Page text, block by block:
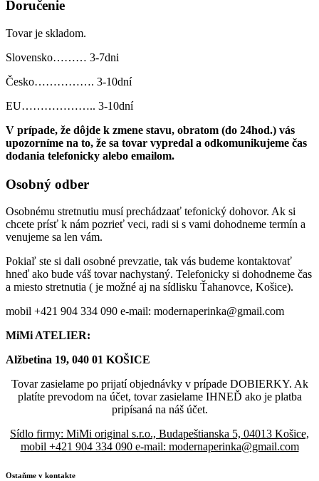
Doručenie
Tovar je skladom.
Slovensko……… 3-7dni
Česko……………. 3-10dní
EU……………….. 3-10dní
V prípade, že dôjde k zmene stavu, obratom (do 24hod.) vás
upozorníme na to, že sa tovar vypredal a odkomunikujeme čas
dodania telefonicky alebo emailom.
Osobný odber
Osobnému stretnutiu musí prechádzaať tefonický dohovor. Ak si
chcete prísť k nám pozrieť veci, radi si s vami dohodneme termín a
venujeme sa len vám.
Pokiaľ ste si dali osobné prevzatie, tak vás budeme kontaktovať
hneď ako bude váš tovar nachystaný. Telefonicky si dohodneme čas
a miesto stretnutia ( je možné aj na sídlisku Ťahanovce, Košice).
mobil +421 904 334 090 e-mail: modernaperinka@gmail.com
MiMi ATELIER:
Alžbetina 19, 040 01 KOŠICE
Tovar zasielame po prijatí objednávky v prípade DOBIERKY. Ak
platíte prevodom na účet, tovar zasielame IHNEĎ ako je platba
pripísaná na náš účet.
Sídlo firmy: MiMi original s.r.o., Budapeštianska 5, 04013 Košice,
mobil +421 904 334 090 e-mail: modernaperinka@gmail.com
Ostaňme v kontakte